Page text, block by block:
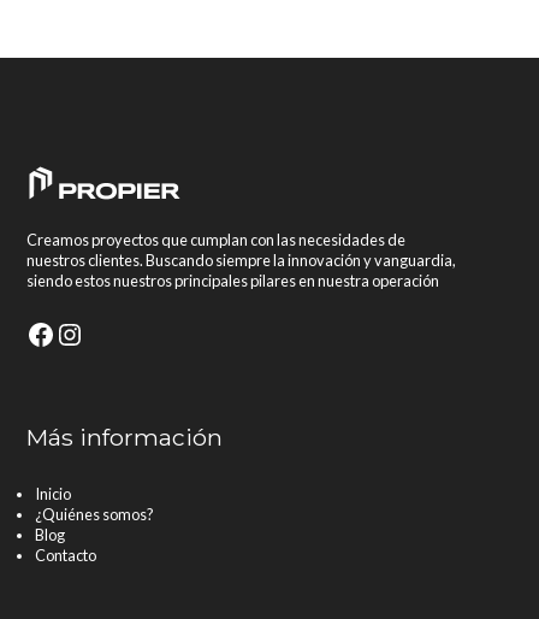
Creamos proyectos que cumplan con las necesidades de
nuestros clientes. Buscando siempre la innovación y vanguardia,
siendo estos nuestros principales pilares en nuestra operación
Facebook
Instagram
Más información
Inicio
¿Quiénes somos?
Blog
Contacto